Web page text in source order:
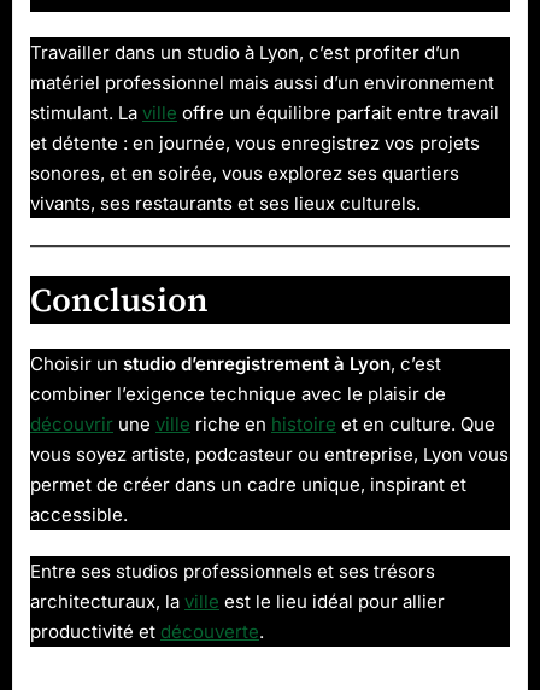
Travailler dans un studio à Lyon, c’est profiter d’un
matériel professionnel mais aussi d’un environnement
stimulant. La ville offre un équilibre parfait entre travail
et détente : en journée, vous enregistrez vos projets
sonores, et en soirée, vous explorez ses quartiers
vivants, ses restaurants et ses lieux culturels.
Conclusion
Choisir un studio d’enregistrement à Lyon, c’est
combiner l’exigence technique avec le plaisir de
découvrir une ville riche en histoire et en culture. Que
vous soyez artiste, podcasteur ou entreprise, Lyon vous
permet de créer dans un cadre unique, inspirant et
accessible.
Entre ses studios professionnels et ses trésors
architecturaux, la ville est le lieu idéal pour allier
productivité et découverte.